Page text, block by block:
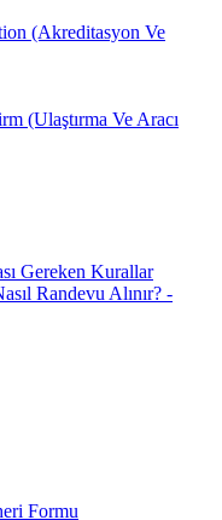
(Akreditasyon Ve
(Ulaştırma Ve Aracı
Gereken Kurallar
Randevu Alınır? -
Formu